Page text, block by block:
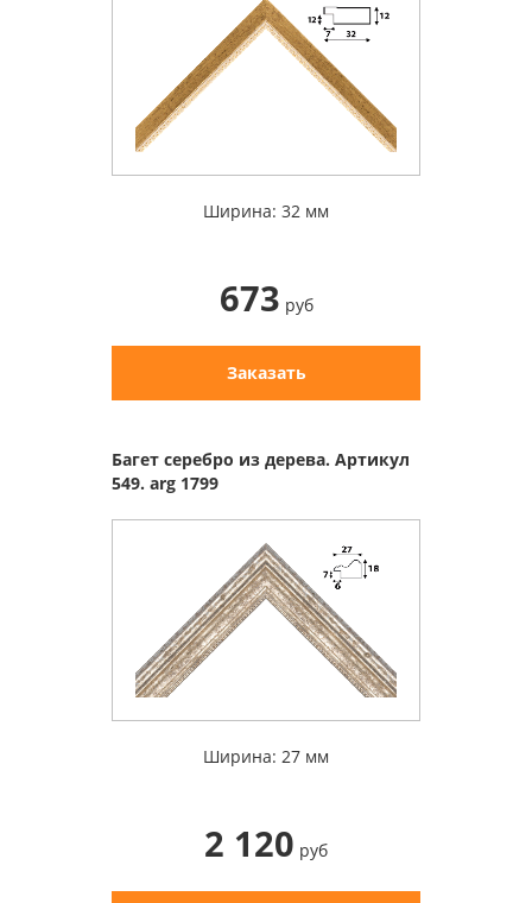
Ширина: 32 мм
673 руб
Заказать
Багет серебро из дерева. Артикул
549. arg 1799
Ширина: 27 мм
2 120 руб